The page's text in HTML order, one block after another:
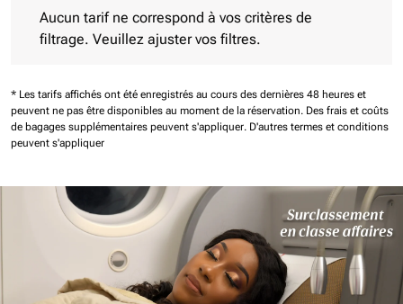
Aucun tarif ne correspond à vos critères de
filtrage. Veuillez ajuster vos filtres.
* Les tarifs affichés ont été enregistrés au cours des dernières 48 heures et
peuvent ne pas être disponibles au moment de la réservation. Des frais et coûts
de bagages supplémentaires peuvent s'appliquer. D'autres termes et conditions
peuvent s'appliquer